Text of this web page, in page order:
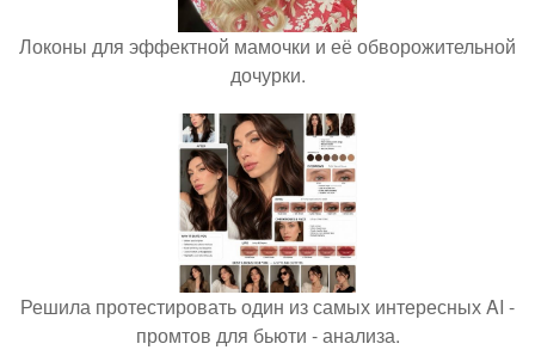
Локоны для эффектной мамочки и её обворожительной
дочурки.
Решила протестировать один из самых интересных AI -
промтов для бьюти - анализа.